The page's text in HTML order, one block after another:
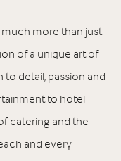
much more than just
of a unique art of
detail, passion and
to hotel
catering and the
and every